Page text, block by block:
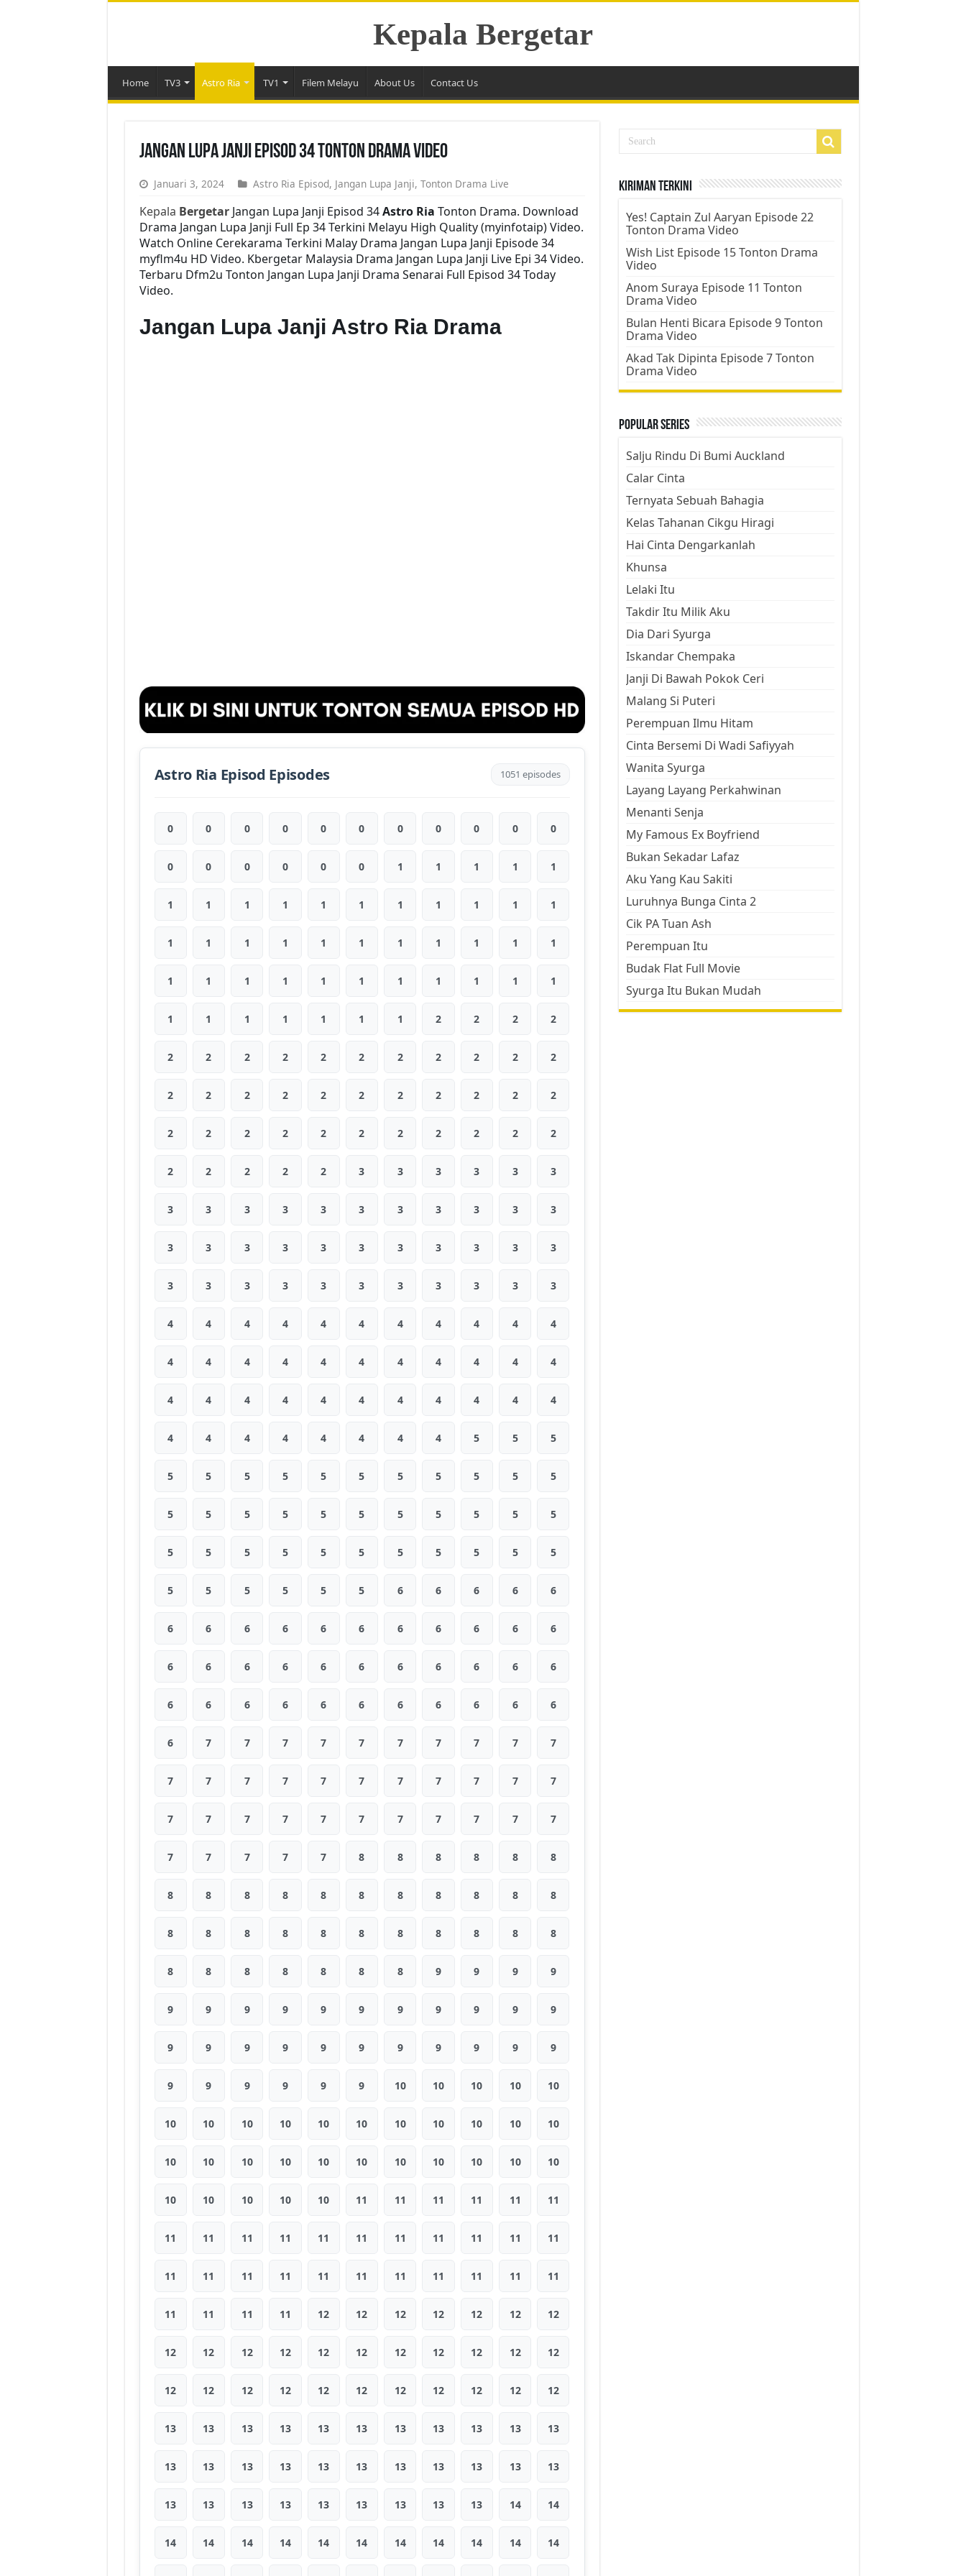
Kepala Bergetar
Home TV3 Astro Ria TV1 Filem Melayu About Us Contact Us
Jangan Lupa Janji Episod 34 Tonton Drama Video
Januari 3, 2024 Astro Ria Episod, Jangan Lupa Janji, Tonton Drama Live
Kepala BergetarJangan Lupa Janji Episod 34Astro Ria Tonton Drama. Download
Drama Jangan Lupa Janji Full Ep 34 Terkini Melayu High Quality (myinfotaip) Video.
Watch Online Cerekarama Terkini Malay Drama Jangan Lupa Janji Episode 34
myflm4u HD Video. Kbergetar Malaysia Drama Jangan Lupa Janji Live Epi 34 Video.
Terbaru Dfm2u Tonton Jangan Lupa Janji Drama Senarai Full Episod 34 Today
Video.
Jangan Lupa Janji Astro Ria Drama
Astro Ria Episod Episodes 1051 episodes
0 0 0 0 0 0 0 0 0 0 0
0 0 0 0 0 0 1 1 1 1 1
1 1 1 1 1 1 1 1 1 1 1
1 1 1 1 1 1 1 1 1 1 1
1 1 1 1 1 1 1 1 1 1 1
1 1 1 1 1 1 1 2 2 2 2
2 2 2 2 2 2 2 2 2 2 2
2 2 2 2 2 2 2 2 2 2 2
2 2 2 2 2 2 2 2 2 2 2
2 2 2 2 2 3 3 3 3 3 3
3 3 3 3 3 3 3 3 3 3 3
3 3 3 3 3 3 3 3 3 3 3
3 3 3 3 3 3 3 3 3 3 3
4 4 4 4 4 4 4 4 4 4 4
4 4 4 4 4 4 4 4 4 4 4
4 4 4 4 4 4 4 4 4 4 4
4 4 4 4 4 4 4 4 5 5 5
5 5 5 5 5 5 5 5 5 5 5
5 5 5 5 5 5 5 5 5 5 5
5 5 5 5 5 5 5 5 5 5 5
5 5 5 5 5 5 6 6 6 6 6
6 6 6 6 6 6 6 6 6 6 6
6 6 6 6 6 6 6 6 6 6 6
6 6 6 6 6 6 6 6 6 6 6
6 7 7 7 7 7 7 7 7 7 7
7 7 7 7 7 7 7 7 7 7 7
7 7 7 7 7 7 7 7 7 7 7
7 7 7 7 7 8 8 8 8 8 8
8 8 8 8 8 8 8 8 8 8 8
8 8 8 8 8 8 8 8 8 8 8
8 8 8 8 8 8 8 9 9 9 9
9 9 9 9 9 9 9 9 9 9 9
9 9 9 9 9 9 9 9 9 9 9
9 9 9 9 9 9 10 10 10 10 10
10 10 10 10 10 10 10 10 10 10 10
10 10 10 10 10 10 10 10 10 10 10
10 10 10 10 10 11 11 11 11 11 11
11 11 11 11 11 11 11 11 11 11 11
11 11 11 11 11 11 11 11 11 11 11
11 11 11 11 12 12 12 12 12 12 12
12 12 12 12 12 12 12 12 12 12 12
12 12 12 12 12 12 12 12 12 12 12
13 13 13 13 13 13 13 13 13 13 13
13 13 13 13 13 13 13 13 13 13 13
13 13 13 13 13 13 13 13 13 14 14
14 14 14 14 14 14 14 14 14 14 14
Kiriman Terkini
Yes! Captain Zul Aaryan Episode 22
Tonton Drama Video
Wish List Episode 15 Tonton Drama
Video
Anom Suraya Episode 11 Tonton
Drama Video
Bulan Henti Bicara Episode 9 Tonton
Drama Video
Akad Tak Dipinta Episode 7 Tonton
Drama Video
Popular Series
Salju Rindu Di Bumi Auckland
Calar Cinta
Ternyata Sebuah Bahagia
Kelas Tahanan Cikgu Hiragi
Hai Cinta Dengarkanlah
Khunsa
Lelaki Itu
Takdir Itu Milik Aku
Dia Dari Syurga
Iskandar Chempaka
Janji Di Bawah Pokok Ceri
Malang Si Puteri
Perempuan Ilmu Hitam
Cinta Bersemi Di Wadi Safiyyah
Wanita Syurga
Layang Layang Perkahwinan
Menanti Senja
My Famous Ex Boyfriend
Bukan Sekadar Lafaz
Aku Yang Kau Sakiti
Luruhnya Bunga Cinta 2
Cik PA Tuan Ash
Perempuan Itu
Budak Flat Full Movie
Syurga Itu Bukan Mudah